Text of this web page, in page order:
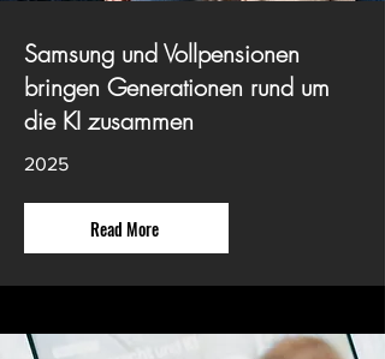
Samsung und Vollpensionen
bringen Generationen rund um
die KI zusammen
2025
Read More